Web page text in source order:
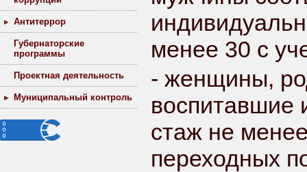
Антитеррор
Губернаторские
программы
Проектная деятельность
Муниципальный контроль
менее 30 с
- женщины,
воспитавшие
стаж не
переходных